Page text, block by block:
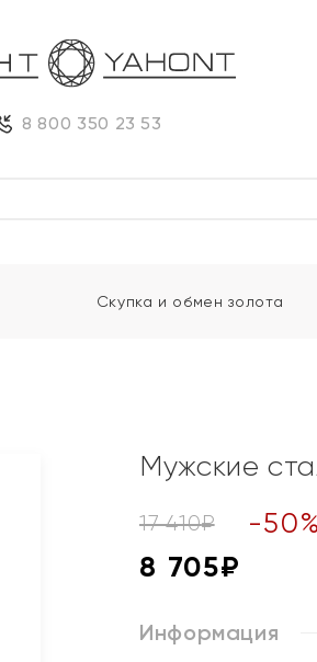
8 800 350 23 53
Скупка и обмен золота
Мужские
17 410₽ -50%
8 705₽
Информация